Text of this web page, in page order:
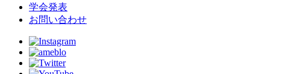
学会発表
お問い合わせ